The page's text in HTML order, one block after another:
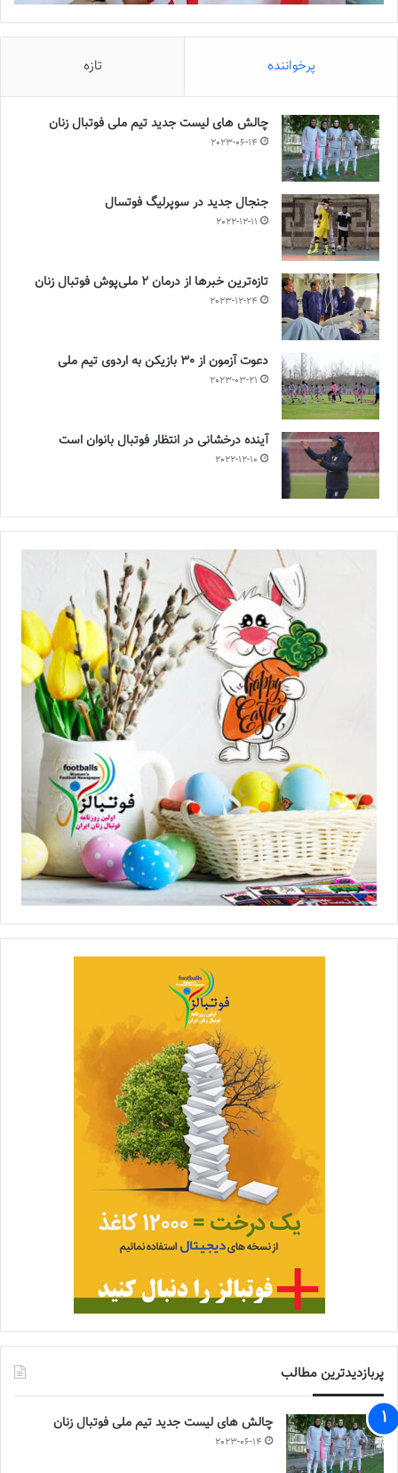
پرخواننده تازه
چالش هاى ليست جدید تيم ملى فوتبال زنان
2023-06-14
جنجال جدید در سوپرلیگ فوتسال
2022-12-11
تازه‌ترین خبرها از درمان ۲ ملی‌پوش فوتبال زنان
2023-12-24
دعوت آزمون از 30 بازیکن به اردوی تیم ملی
2023-03-21
آینده درخشانی در انتظار فوتبال بانوان است
2022-12-10
پربازدیدترین مطالب
چالش هاى ليست جدید تيم ملى فوتبال زنان
2023-06-14